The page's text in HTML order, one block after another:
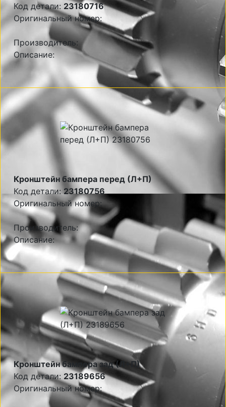
Код детали: 23180716
Оригинальный номер:
Производитель:
Описание:
Кронштейн бампера перед (Л+П)
Код детали:23180756
Оригинальный номер:
Производитель:
Описание:
Кронштейн бампера зад (Л+П)
Код детали: 23189656
Оригинальный номер: